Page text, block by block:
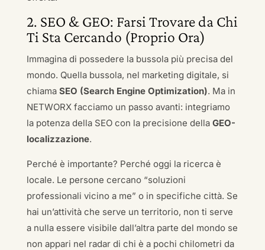
2. SEO & GEO: Farsi Trovare da Chi
Ti Sta Cercando (Proprio Ora)
Immagina di possedere la bussola più precisa del
mondo. Quella bussola, nel marketing digitale, si
chiama SEO (Search Engine Optimization). Ma in
NETWORX facciamo un passo avanti: integriamo
la potenza della SEO con la precisione della GEO-
localizzazione.
Perché è importante? Perché oggi la ricerca è
locale. Le persone cercano “soluzioni
professionali vicino a me” o in specifiche città. Se
hai un’attività che serve un territorio, non ti serve
a nulla essere visibile dall’altra parte del mondo se
non appari nel radar di chi è a pochi chilometri da